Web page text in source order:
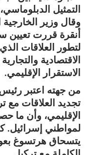
التمثيل
وقال وزير
أنقرة قررت تعيين
لتطور العلاقات
الاقتصادية
الاستقرار الإقليمي.
من جهته اعتبر رئيس
تجديد العلاقات مع
الإقليمي، وأن ما
لمواطني إسرائيل.
يتسحاق هرتسوغ